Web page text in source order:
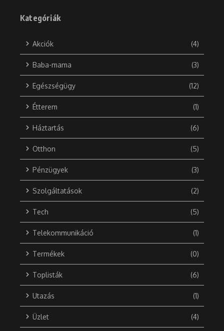
Kategóriák
Akciók (4)
Baba-mama (3)
Egészségügy (12)
Étterem (1)
Háztartás (6)
Otthon (5)
Pénzügyek (3)
Szolgáltatások (2)
Tech (5)
Telekommunikáció (1)
Termékek (0)
Toplisták (6)
Utazás (1)
Üzlet (4)